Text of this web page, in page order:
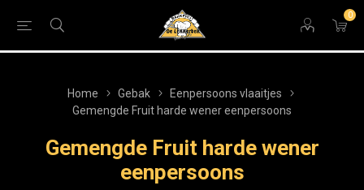
0
Home Gebak
Eenpersoons vlaaitjes
Gemengde Fruit harde wener eenpersoons
Gemengde Fruit harde wener
eenpersoons